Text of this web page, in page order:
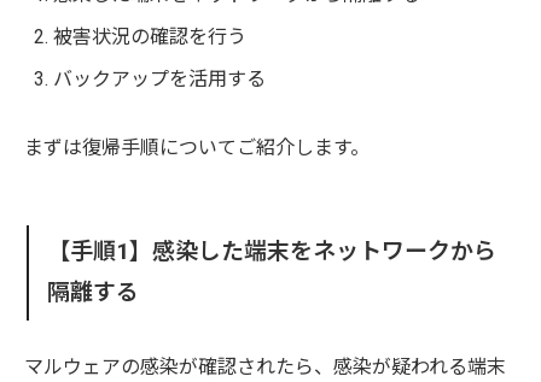
被害状況の確認を行う
バックアップを活用する
まずは復帰手順についてご紹介します。
【手順1】感染した端末をネットワークから
隔離する
マルウェアの感染が確認されたら、感染が疑われる端末